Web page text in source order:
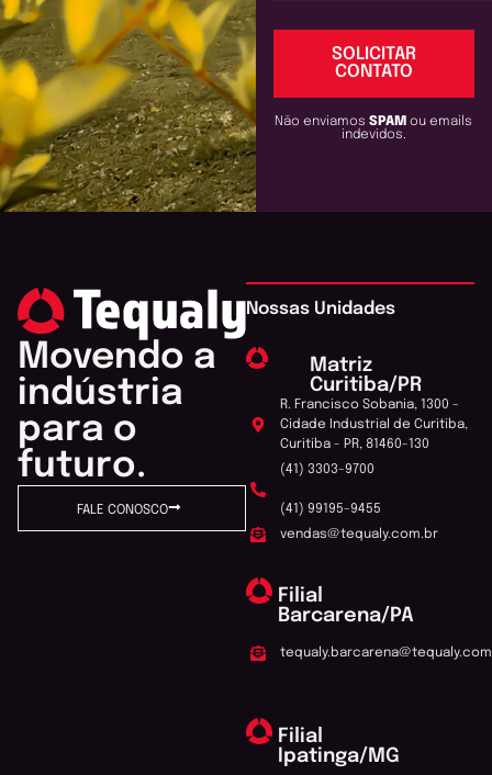
SOLICITAR
CONTATO
Não enviamosSPAMou emails
indevidos.
Movendo a
indústria
para o
futuro.
FALE CONOSCO
Nossas Unidades
Matriz
Curitiba/PR
R. Francisco Sobania, 1300 -
Cidade Industrial de Curitiba,
Curitiba - PR, 81460-130
(41) 3303-9700
(41) 99195-9455
vendas@tequaly.com.br
Filial
Barcarena/PA
Filial
Ipatinga/MG